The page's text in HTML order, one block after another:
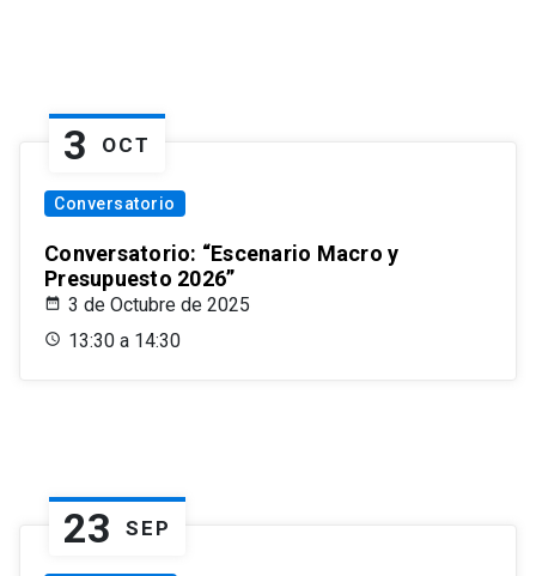
3 OCT
Conversatorio
Conversatorio: “Escenario Macro y
Presupuesto 2026”
3 de Octubre de 2025
13:30 a 14:30
23 SEP